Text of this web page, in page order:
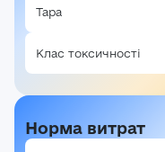
Тара
Клас токсичності
Норма витрат